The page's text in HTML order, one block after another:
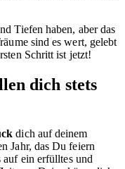
Tiefen haben, aber das
sind es wert, gelebt
Schritt ist jetzt!
dich stets
dich auf deinem
Jahr, das Du feiern
auf ein erfülltes und